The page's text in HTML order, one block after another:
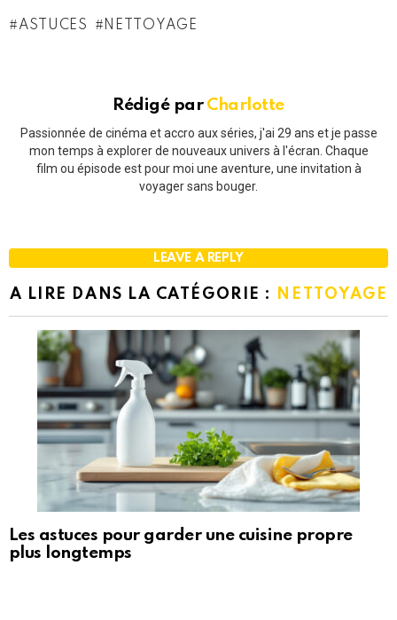
ASTUCES NETTOYAGE
Rédigé par Charlotte
Passionnée de cinéma et accro aux séries, j'ai 29 ans et je passe
mon temps à explorer de nouveaux univers à l'écran. Chaque
film ou épisode est pour moi une aventure, une invitation à
voyager sans bouger.
LEAVE A REPLY
A LIRE DANS LA CATÉGORIE : NETTOYAGE
Les astuces pour garder une cuisine propre
plus longtemps